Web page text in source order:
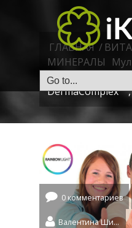
ГЛАВНАЯ/
МИНЕРАЛЫ
подростков от
DermaComplex
0 комментариев
Валентина Шидловская